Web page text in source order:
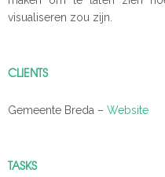
visualiseren zou zijn.
CLIENTS
Gemeente Breda – Website
TASKS